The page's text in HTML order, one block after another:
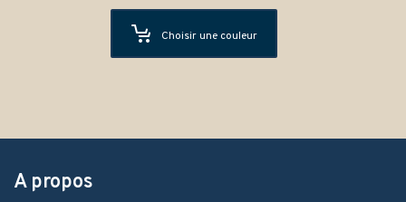
Choisir une couleur
A propos